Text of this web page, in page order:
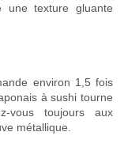
une texture gluante
environ 1,5 fois
à sushi tourne
vous toujours aux
métallique.